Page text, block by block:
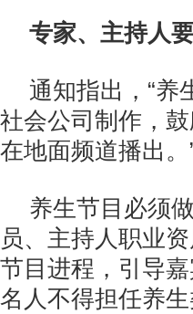
专家、主持人
通知指出，“养
社会公司制作，
在地面频道播出。
养生节目必须
员、主持人职业
节目进程，引导
名人不得担任养